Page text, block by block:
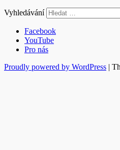
Vyhledávání
Facebook
YouTube
Pro nás
Proudly powered by WordPress |